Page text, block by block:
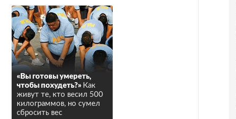
«Вы готовы умереть,
чтобы похудеть?» Как
живут те, кто весил 500
килограммов, но сумел
сбросить вес